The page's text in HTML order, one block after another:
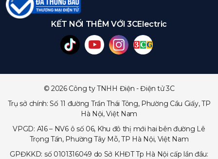
KẾT NỐI THÊM VỚI 3CElectric
© 2026 Công ty TNHH Điện - Điện tử 3C
Trụ sở chính: Số 11 đường Trần Thái Tông, Phường Cầu Giấy, TP
Hà Nội, Việt Nam
VPGD: A16 – NV6 ô số 06, Khu đô thị mới hai bên đường Lê
Trọng Tấn, Phường Tây Mỗ, TP Hà Nội, Việt Nam
GPĐKKD: số 0101316049 do Sở KHĐT Tp Hà Nội cấp lần đầu: